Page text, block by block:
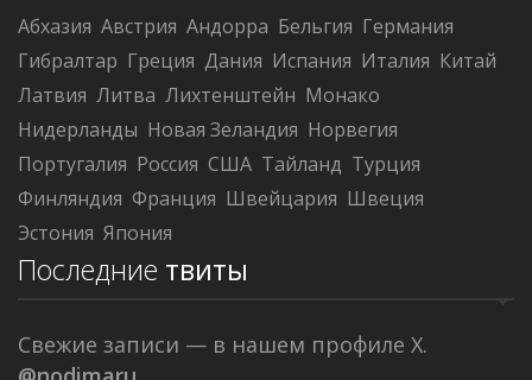
Абхазия Австрия Андорра Бельгия Германия
Гибралтар Греция Дания Испания Италия Китай
Латвия Литва Лихтенштейн Монако
Нидерланды Новая Зеландия Норвегия
Португалия Россия США Тайланд Турция
Финляндия Франция Швейцария Швеция
Эстония Япония
Последние твиты
Свежие записи — в нашем профиле X.